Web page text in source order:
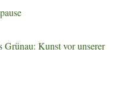
Grünau: Kunst vor unserer